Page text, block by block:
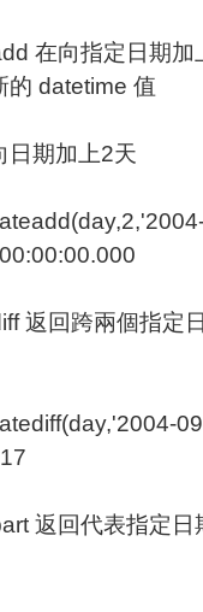
在向指定日期加
的 datetime 值
期加上2天
回跨兩個指定日
返回代表指定日